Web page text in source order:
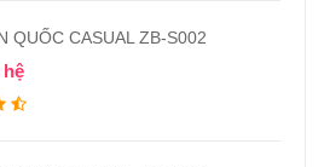
QUỐC CASUAL ZB-S002